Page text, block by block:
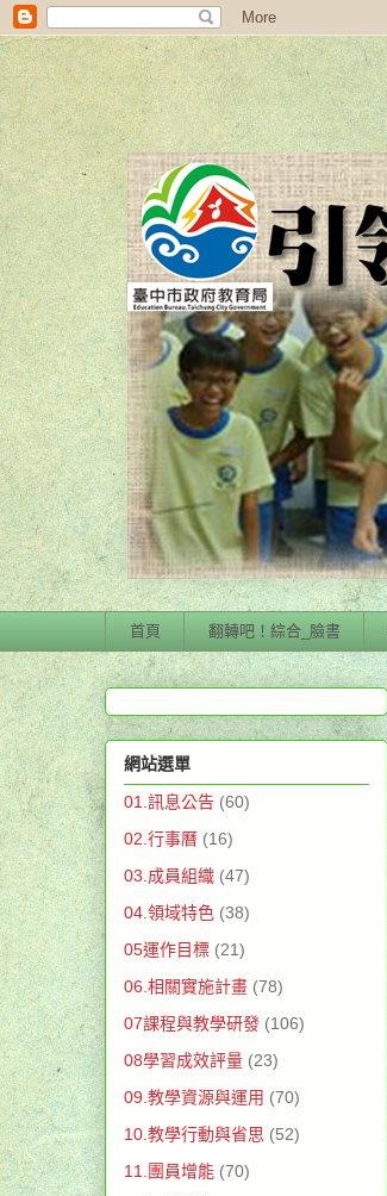
首頁 翻轉吧！綜合_臉書
網站選單
01.訊息公告 (60)
02.行事曆 (16)
03.成員組織 (47)
04.領域特色 (38)
05運作目標 (21)
06.相關實施計畫 (78)
07課程與教學研發 (106)
08學習成效評量 (23)
09.教學資源與運用 (70)
10.教學行動與省思 (52)
11.團員增能 (70)